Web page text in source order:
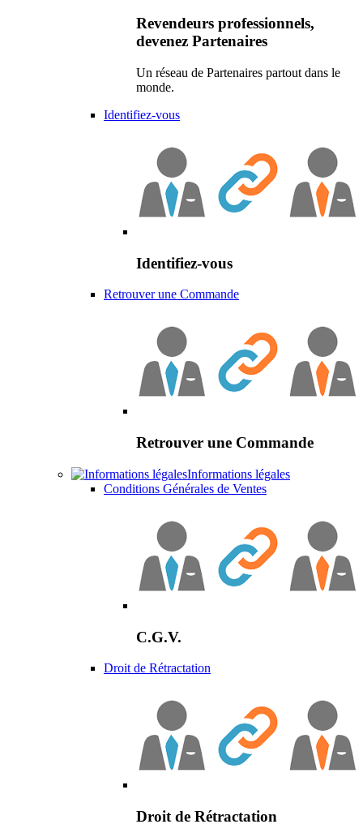
Revendeurs professionnels,
devenez Partenaires
Un réseau de Partenaires partout dans le
monde.
Identifiez-vous
Identifiez-vous
Retrouver une Commande
Retrouver une Commande
Informations légales
Conditions Générales de Ventes
C.G.V.
Droit de Rétractation
Droit de Rétractation